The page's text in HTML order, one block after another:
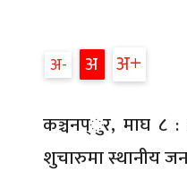
अ अ अ
कञ्चनप्ुर, माघ ८ :
शुचारुमा स्थानीय